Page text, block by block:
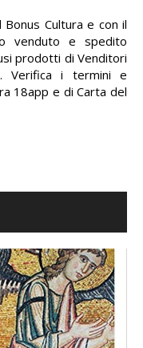
Cultura e con il
venduto e spedito
prodotti di Venditori
Verifica i termini e
18app e di Carta del